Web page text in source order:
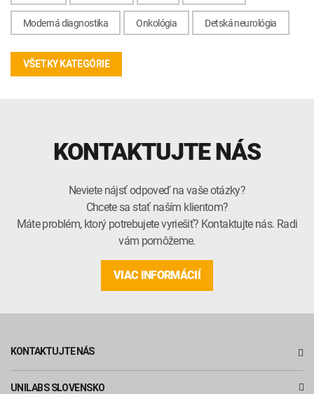
Moderná diagnostika Onkológia Detská neurológia
VŠETKY KATEGÓRIE
KONTAKTUJTE NÁS
Neviete nájsť odpoveď na vaše otázky?
Chcete sa stať naším klientom?
Máte problém, ktorý potrebujete vyriešiť? Kontaktujte nás. Radi
vám pomôžeme.
VIAC INFORMÁCIÍ
KONTAKTUJTE NÁS
UNILABS SLOVENSKO